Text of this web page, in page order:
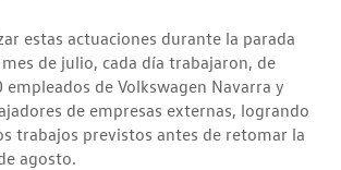
estas actuaciones durante la parada
de julio, cada día trabajaron, de
de Volkswagen Navarra y
de empresas externas, logrando
trabajos previstos antes de retomar la
agosto.